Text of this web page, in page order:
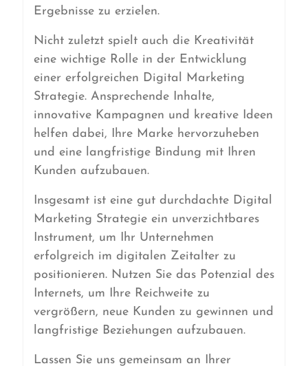
Ergebnisse zu erzielen.
Nicht zuletzt spielt auch die Kreativität
eine wichtige Rolle in der Entwicklung
einer erfolgreichen Digital Marketing
Strategie. Ansprechende Inhalte,
innovative Kampagnen und kreative Ideen
helfen dabei, Ihre Marke hervorzuheben
und eine langfristige Bindung mit Ihren
Kunden aufzubauen.
Insgesamt ist eine gut durchdachte Digital
Marketing Strategie ein unverzichtbares
Instrument, um Ihr Unternehmen
erfolgreich im digitalen Zeitalter zu
positionieren. Nutzen Sie das Potenzial des
Internets, um Ihre Reichweite zu
vergrößern, neue Kunden zu gewinnen und
langfristige Beziehungen aufzubauen.
Lassen Sie uns gemeinsam an Ihrer